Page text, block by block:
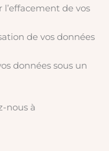
l’effacement de vos
de vos données
données sous un
nous à